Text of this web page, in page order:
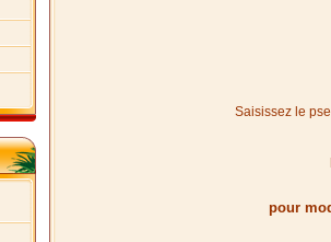
Saisissez le
pour